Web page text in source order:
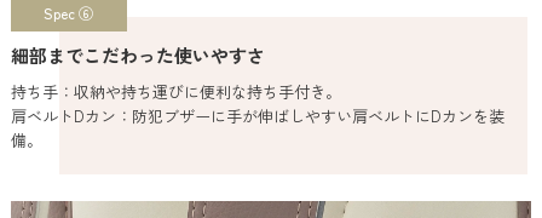
Spec ⑥
細部までこだわった使いやすさ
持ち手：収納や持ち運びに便利な持ち手付き。
肩ベルトDカン：防犯ブザーに手が伸ばしやすい肩ベルトにDカンを装
備。